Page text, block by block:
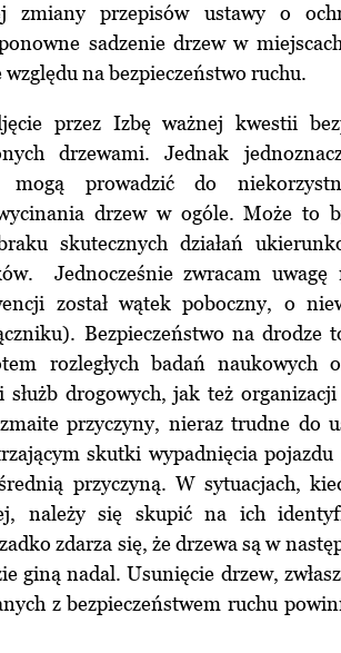
zmiany przepisów ustawy o
sadzenie drzew w
względu na bezpieczeństwo ruchu.
przez Izbę ważnej kwestii
drzewami. Jednak
mogą prowadzić do
drzew w ogóle. Może to
skutecznych działań
Jednocześnie zwracam
został wątek poboczny, o
Bezpieczeństwo na drodze
rozległych badań naukowych
służb drogowych, jak też
przyczyny, nieraz trudne do
skutki wypadnięcia
przyczyną. W sytuacjach,
należy się skupić na ich
zdarza się, że drzewa są w
giną nadal. Usunięcie drzew,
z bezpieczeństwem ruchu